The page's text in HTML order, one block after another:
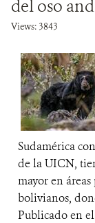
del oso
Views: 3843
Sudamérica
de la UICN,
mayor en
bolivianos,
Publicado en